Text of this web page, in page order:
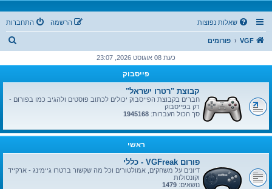
שאלות נפוצות התחברות הרשמה
VGF פורומים
ו
כעת 08 אוגוסט 2026, 23:07
פייסבוק
קבוצת "רטרו ישראל"
חברים בקבוצת הפייסבוק יכולים לכתוב פוסטים ולהגיב כמו בפורום -
רק בפייסבוק
סך הכול העברות: 1945168
ראשי
פורום VGFreak - כללי
דיונים על משחקים, אמולטורים וכל מה שקשור ברטרו גיימינג - ארקייד
וקונסולות
נושאים: 1479